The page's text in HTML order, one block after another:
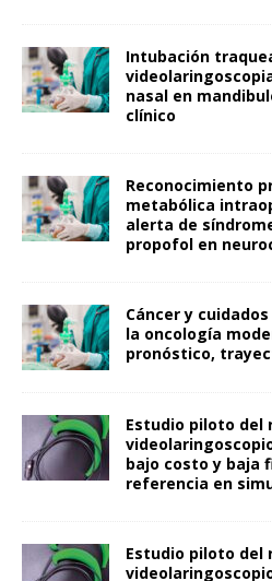
Intubación
nasal en
clínico
Reconocimiento
metabólica
alerta de
propofol en
Cáncer y
la oncología
pronóstico,
Estudio piloto del
bajo costo y baja
referencia en
Estudio piloto del